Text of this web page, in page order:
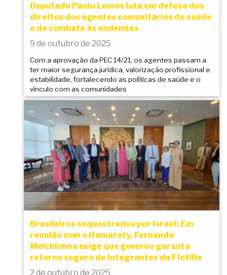
Deputado Paulo Lemos luta em defesa dos
direitos dos agentes comunitários de saúde
e de combate às endemias
9 de outubro de 2025
Com a aprovação da PEC 14/21, os agentes passam a
ter maior segurança jurídica, valorização profissional e
estabilidade, fortalecendo as políticas de saúde e o
vínculo com as comunidades
Brasileiros sequestrados por Israel: Em
reunião com o Itamaraty, Fernanda
Melchionna exige que governo garanta
retorno seguro de integrantes da Flotilla
2 de outubro de 2025